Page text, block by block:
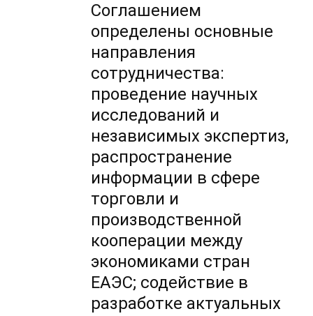
Соглашением
определены основные
направления
сотрудничества:
проведение научных
исследований и
независимых экспертиз,
распространение
информации в сфере
торговли и
производственной
кооперации между
экономиками стран
ЕАЭС; содействие в
разработке актуальных